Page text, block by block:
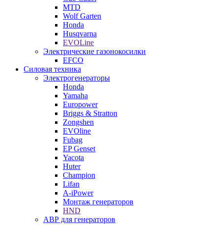
MTD
Wolf Garten
Honda
Husqvarna
EVOLine
Электрические газонокосилки
EFCO
Силовая техника
Электрогенераторы
Honda
Yamaha
Europower
Briggs & Stratton
Zongshen
EVOline
Fubag
EP Genset
Yacota
Huter
Champion
Lifan
A-iPower
Монтаж генераторов
HND
АВР для генераторов